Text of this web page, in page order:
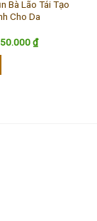
Bà Lão Tái Tạo
Cho Da
₫Giá
hiện